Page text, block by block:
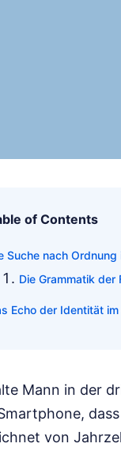
of Contents
Suche nach
Die Grammatik der
Echo der Identität
Mann in der
von